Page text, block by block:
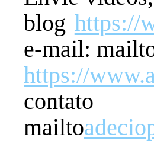
blog https://
e-mail:
https://
mailto